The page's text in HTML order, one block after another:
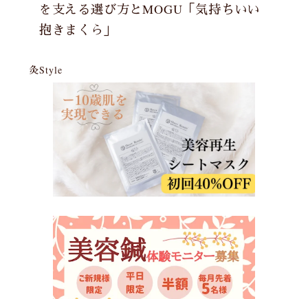
を支える選び方とMOGU「気持ちいい
抱きまくら」
灸Style